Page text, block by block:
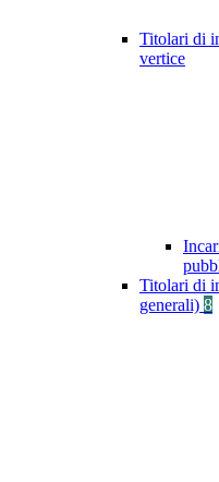
Titolari di
vertice
Titolari di
generali) 8